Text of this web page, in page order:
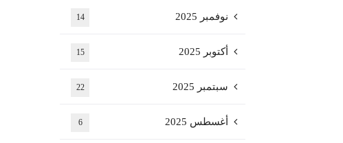
نوفمبر 2025 14
أكتوبر 2025 15
سبتمبر 2025 22
أغسطس 2025 6